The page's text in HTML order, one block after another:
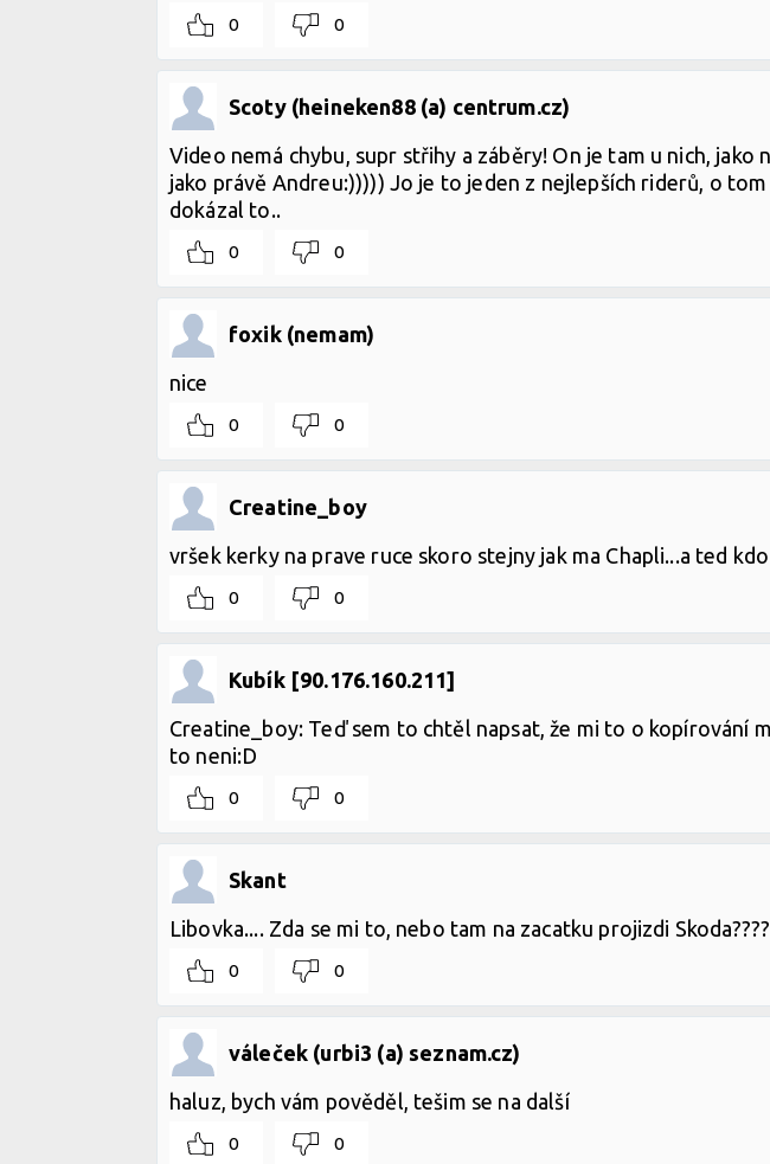
0 0
Scoty (heineken88 (a) centrum.cz)
Video nemá chybu, supr střihy a záběry! On je tam u nich,
jako právě Andreu:))))) Jo je to jeden z nejlepších riderů, o
dokázal to..
0 0
foxik (nemam)
nice
0 0
Creatine_boy
vršek kerky na prave ruce skoro stejny jak ma Chapli...a ted
0 0
Kubík [90.176.160.211]
Creatine_boy: Teď sem to chtěl napsat, že mi to o kopírování
to neni:D
0 0
Skant
Libovka.... Zda se mi to, nebo tam na zacatku projizdi
0 0
váleček (urbi3 (a) seznam.cz)
haluz, bych vám pověděl, tešim se na další
0 0